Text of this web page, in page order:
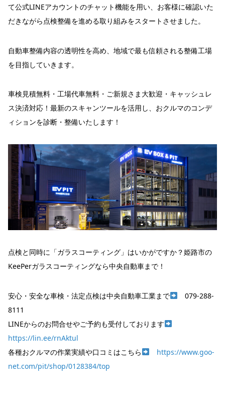
て公式LINEアカウントのチャット機能を用い、お客様に確認いた
だきながら点検整備を進める取り組みをスタートさせました。
自動車整備内容の透明性を高め、地域で最も信頼される整備工場
を目指していきます。
車検見積無料・工場代車無料・ご新規さま大歓迎・キャッシュレ
ス決済対応！最新のスキャンツールを活用し、おクルマのコンデ
ィションを診断・整備いたします！
点検と同時に「ガラスコーティング」はいかがですか？姫路市の
KeePerガラスコーティングなら中央自動車まで！
安心・安全な車検・法定点検は中央自動車工業まで
079-288-
8111
LINEからのお問合せやご予約も受付しております
https://lin.ee/rnAktul
各種おクルマの作業実績や口コミはこちら
https://www.goo-
net.com/pit/shop/0128384/top